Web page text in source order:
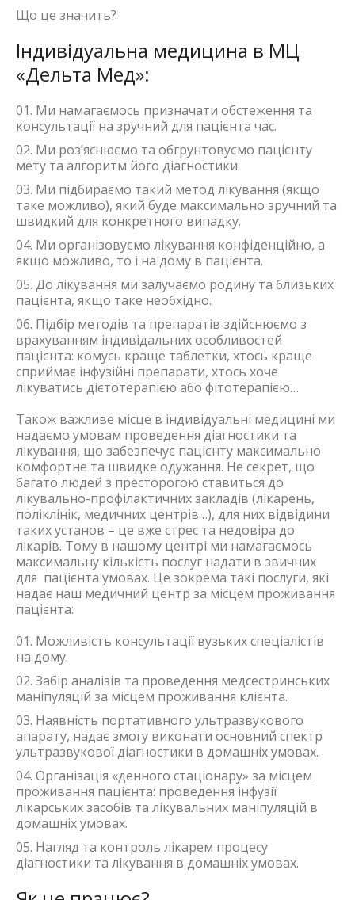
Що це значить?
Індивідуальна медицина в МЦ
«Дельта Мед»:
Ми намагаємось призначати обстеження та
консультації на зручний для пацієнта час.
Ми роз’яснюємо та обгрунтовуємо пацієнту
мету та алгоритм його діагностики.
Ми підбираємо такий метод лікування (якщо
таке можливо), який буде максимально зручний та
швидкий для конкретного випадку.
Ми організовуємо лікування конфіденційно, а
якщо можливо, то і на дому в пацієнта.
До лікування ми залучаємо родину та близьких
пацієнта, якщо таке необхідно.
Підбір методів та препаратів здійснюємо з
врахуванням індивідальних особливостей
пацієнта: комусь краще таблетки, хтось краще
сприймає інфузійні препарати, хтось хоче
лікуватись дієтотерапією або фітотерапією…
Також важливе місце в індивідуальні медицині ми
надаємо умовам проведення діагностики та
лікування, що забезпечує пацієнту максимально
комфортне та швидке одужання. Не секрет, що
багато людей з престорогою ставиться до
лікувально-профілактичних закладів (лікарень,
поліклінік, медичних центрів…), для них відвідини
таких установ – це вже стрес та недовіра до
лікарів. Тому в нашому центрі ми намагаємось
максимальну кількість послуг надати в звичних
для пацієнта умовах. Це зокрема такі послуги, які
надає наш медичний центр за місцем проживання
пацієнта:
Можливість консультації вузьких спеціалістів
на дому.
Забір аналізів та проведення медсестринських
маніпуляцій за місцем проживання клієнта.
Наявність портативного ультразвукового
апарату, надає змогу виконати основний спектр
ультразвукової діагностики в домашніх умовах.
Організація «денного стаціонару» за місцем
проживання пацієнта: проведення інфузії
лікарських засобів та лікувальних маніпуляцій в
домашніх умовах.
Нагляд та контроль лікарем процесу
діагностики та лікування в домашніх умовах.